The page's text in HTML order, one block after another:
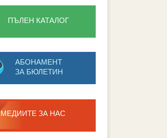
ПЪЛЕН КАТАЛОГ
АБОНАМЕНТ
ЗА БЮЛЕТИН
МЕДИИТЕ ЗА НАС